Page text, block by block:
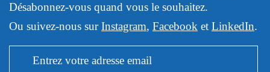
Désabonnez-vous quand vous le souhaitez.
Ou suivez-nous surInstagram, Facebook et LinkedIn.